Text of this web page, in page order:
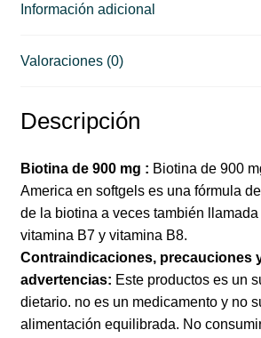
Información adicional
Valoraciones (0)
Descripción
Biotina de 900 mg : Biotina de 900
America en softgels es una fórmula
de la biotina a veces también
vitamina B7 y vitamina B8.
Contraindicaciones, precauciones
advertencias: Este productos es un
dietario. no es un medicamento y no
alimentación equilibrada. No